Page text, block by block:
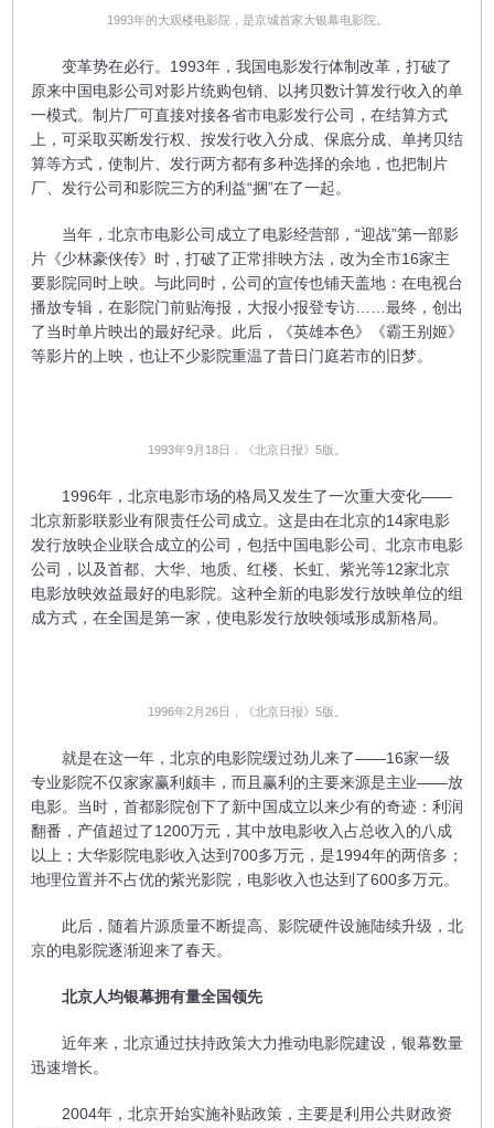
1993年的大观楼电影院，是京城首家大银幕电影院。
变革势在必行。1993年，我国电影发行体制改革，打破了
原来中国电影公司对影片统购包销、以拷贝数计算发行收入的单
一模式。制片厂可直接对接各省市电影发行公司，在结算方式
上，可采取买断发行权、按发行收入分成、保底分成、单拷贝结
算等方式，使制片、发行两方都有多种选择的余地，也把制片
厂、发行公司和影院三方的利益“捆”在了一起。
当年，北京市电影公司成立了电影经营部，“迎战”第一部影
片《少林豪侠传》时，打破了正常排映方法，改为全市16家主
要影院同时上映。与此同时，公司的宣传也铺天盖地：在电视台
播放专辑，在影院门前贴海报，大报小报登专访……最终，创出
了当时单片映出的最好纪录。此后，《英雄本色》《霸王别姬》
等影片的上映，也让不少影院重温了昔日门庭若市的旧梦。
1993年9月18日，《北京日报》5版。
1996年，北京电影市场的格局又发生了一次重大变化——
北京新影联影业有限责任公司成立。这是由在北京的14家电影
发行放映企业联合成立的公司，包括中国电影公司、北京市电影
公司，以及首都、大华、地质、红楼、长虹、紫光等12家北京
电影放映效益最好的电影院。这种全新的电影发行放映单位的组
成方式，在全国是第一家，使电影发行放映领域形成新格局。
1996年2月26日，《北京日报》5版。
就是在这一年，北京的电影院缓过劲儿来了——16家一级
专业影院不仅家家赢利颇丰，而且赢利的主要来源是主业——放
电影。当时，首都影院创下了新中国成立以来少有的奇迹：利润
翻番，产值超过了1200万元，其中放电影收入占总收入的八成
以上；大华影院电影收入达到700多万元，是1994年的两倍多；
地理位置并不占优的紫光影院，电影收入也达到了600多万元。
此后，随着片源质量不断提高、影院硬件设施陆续升级，北
京的电影院逐渐迎来了春天。
北京人均银幕拥有量全国领先
近年来，北京通过扶持政策大力推动电影院建设，银幕数量
迅速增长。
2004年，北京开始实施补贴政策，主要是利用公共财政资